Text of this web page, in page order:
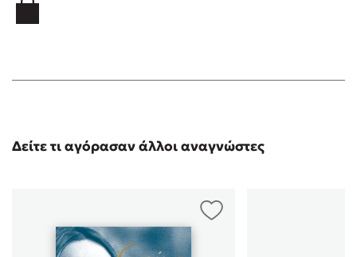
Δείτε τι αγόρασαν άλλοι αναγνώστες